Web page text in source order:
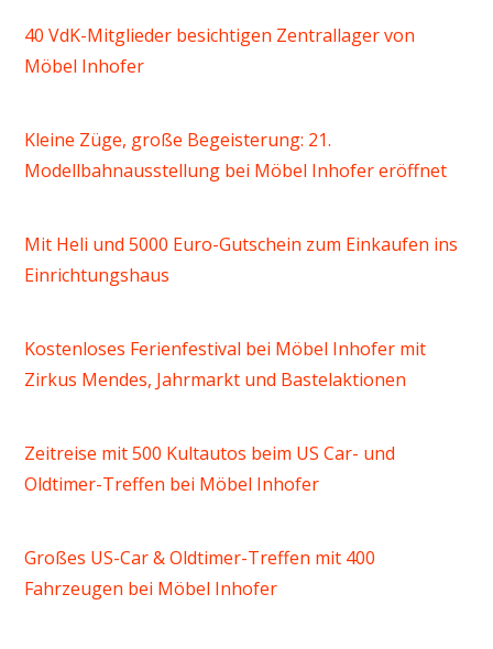
40 VdK-Mitglieder besichtigen Zentrallager von
Möbel Inhofer
Kleine Züge, große Begeisterung: 21.
Modellbahnausstellung bei Möbel Inhofer eröffnet
Mit Heli und 5000 Euro-Gutschein zum Einkaufen ins
Einrichtungshaus
Kostenloses Ferienfestival bei Möbel Inhofer mit
Zirkus Mendes, Jahrmarkt und Bastelaktionen
Zeitreise mit 500 Kultautos beim US Car- und
Oldtimer-Treffen bei Möbel Inhofer
Großes US-Car & Oldtimer-Treffen mit 400
Fahrzeugen bei Möbel Inhofer